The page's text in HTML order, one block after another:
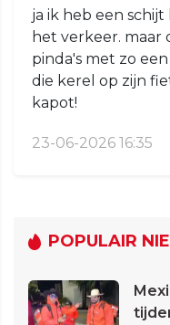
ja ik heb een
het verkeer. maar
pinda's met zo
die kerel op zijn
kapot!
23-06-2026 16:35
POPULAIR